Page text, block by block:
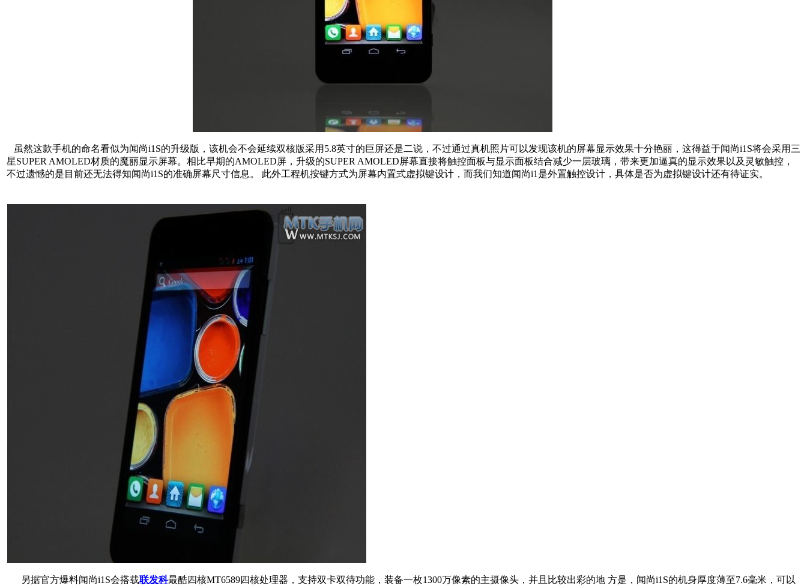
虽然这款手机的命名看似为闻尚i1S的升级版，该机会不会延续双核版采用5.8英寸的巨屏还是二说，不过通过真机照片可以发现该机的屏幕显示效果十分艳丽，这得益于闻尚i1S将会采用三
星SUPER AMOLED材质的魔丽显示屏幕。相比早期的AMOLED屏，升级的SUPER AMOLED屏幕直接将触控面板与显示面板结合减少一层玻璃，带来更加逼真的显示效果以及灵敏触控，
不过遗憾的是目前还无法得知闻尚i1S的准确屏幕尺寸信息。 此外工程机按键方式为屏幕内置式虚拟键设计，而我们知道闻尚i1是外置触控设计，具体是否为虚拟键设计还有待证实。
另据官方爆料闻尚i1S会搭载联发科最酷四核MT6589四核处理器，支持双卡双待功能，装备一枚1300万像素的主摄像头，并且比较出彩的地 方是，闻尚i1S的机身厚度薄至7.6毫米，可以